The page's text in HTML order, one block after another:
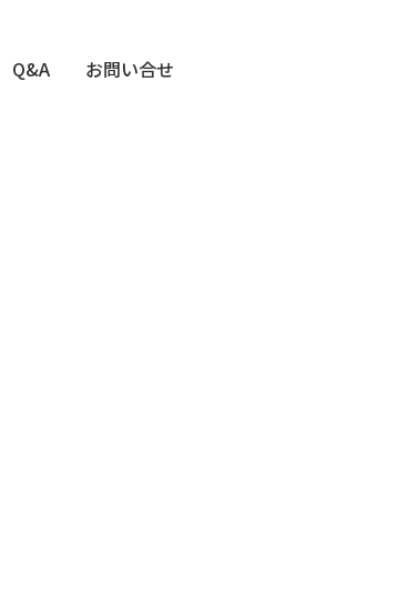
Q&A お問い合せ